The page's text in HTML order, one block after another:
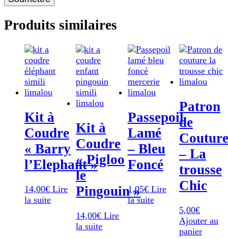
Produits similaires
Kit à
Coudre
« Barry
l’Elephant »
14,00€ Lire
la suite
Kit à
Coudre
« Pigloo
le
Pingouin »
14,00€ Lire
la suite
Passepoil
Lamé
– Bleu
Foncé
1,05€ Lire
la suite
Patron
de
Couture
– La
trousse
Chic
5,00€
Ajouter au
panier